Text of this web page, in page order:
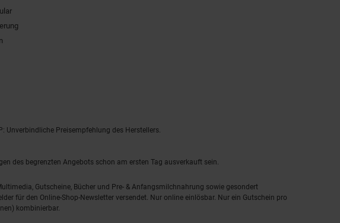
Unverbindliche Preisempfehlung des Herstellers.
des begrenzten Angebots schon am ersten Tag ausverkauft sein.
Gutscheine, Bücher und Pre- & Anfangsmilchnahrung sowie gesondert
für den Online-Shop-Newsletter versendet. Nur online einlösbar. Nur ein Gutschein pro
kombinierbar.